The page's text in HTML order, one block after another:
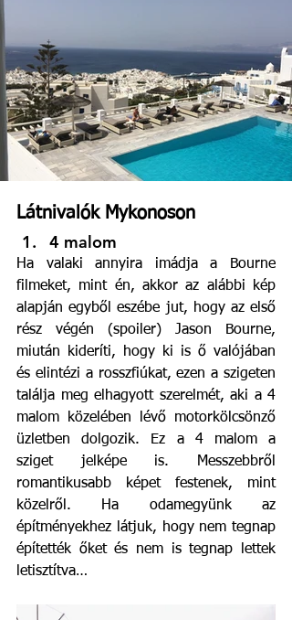
Látnivalók Mykonoson
4 malom
Ha valaki annyira imádja a Bourne
filmeket, mint én, akkor az alábbi kép
alapján egyből eszébe jut, hogy az első
rész végén (spoiler) Jason Bourne,
miután kideríti, hogy ki is ő valójában
és elintézi a rosszfiúkat, ezen a szigeten
találja meg elhagyott szerelmét, aki a 4
malom közelében lévő motorkölcsönző
üzletben dolgozik. Ez a 4 malom a
sziget jelképe is. Messzebbről
romantikusabb képet festenek, mint
közelről. Ha odamegyünk az
építményekhez látjuk, hogy nem tegnap
építették őket és nem is tegnap lettek
letisztítva…